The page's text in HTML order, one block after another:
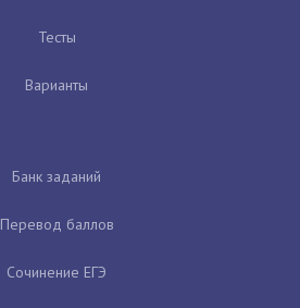
Тесты
Варианты
Банк заданий
Перевод баллов
Сочинение ЕГЭ